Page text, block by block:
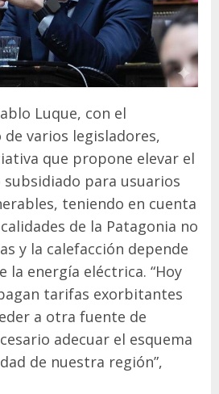
Luque, con el
varios legisladores,
que propone elevar el
para usuarios
teniendo en cuenta
de la Patagonia no
y la calefacción depende
la energía eléctrica. “Hoy
tarifas exorbitantes
a otra fuente de
adecuar el esquema
de nuestra región”,